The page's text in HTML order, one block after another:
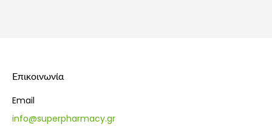
Επικοινωνία
Email
info@superpharmacy.gr